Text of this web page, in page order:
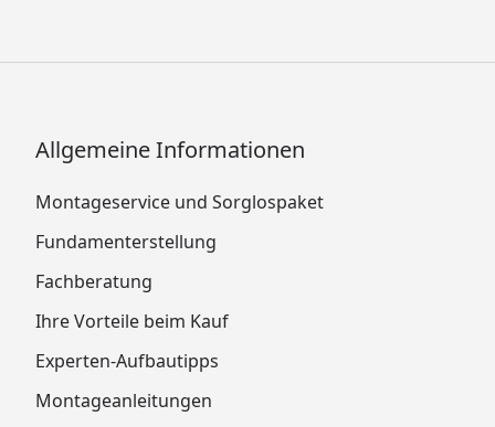
Allgemeine Informationen
Montageservice und Sorglospaket
Fundamenterstellung
Fachberatung
Ihre Vorteile beim Kauf
Experten-Aufbautipps
Montageanleitungen